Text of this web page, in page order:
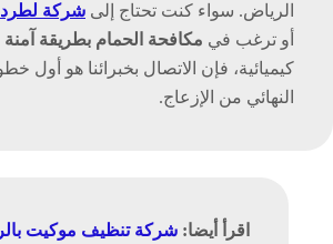
الرياض. سواء كنت تحتاج إلى شركة لطرد
أو ترغب في مكافحة الحمام بطريقة آمنة
كيميائية، فإن الاتصال بخبرائنا هو أول
النهائي من الإزعاج.
اقرأ أيضا: شركة تنظيف موكيت